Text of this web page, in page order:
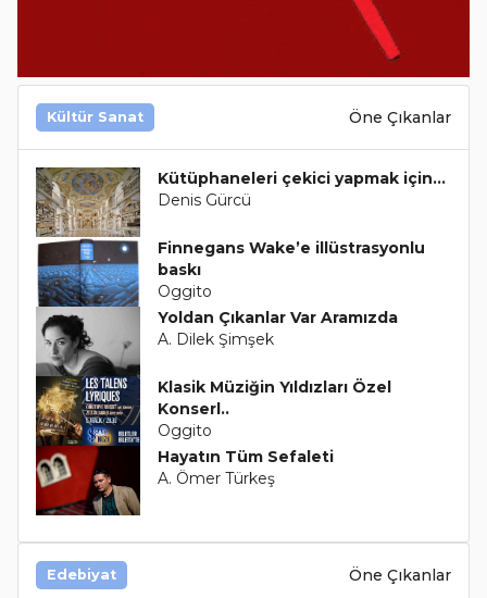
Kültür Sanat Öne Çıkanlar
Kütüphaneleri çekici yapmak için...
Denis Gürcü
Finnegans Wake’e illüstrasyonlu
baskı
Oggito
Yoldan Çıkanlar Var Aramızda
A. Dilek Şimşek
Klasik Müziğin Yıldızları Özel
Konserl..
Oggito
Hayatın Tüm Sefaleti
A. Ömer Türkeş
Edebiyat Öne Çıkanlar